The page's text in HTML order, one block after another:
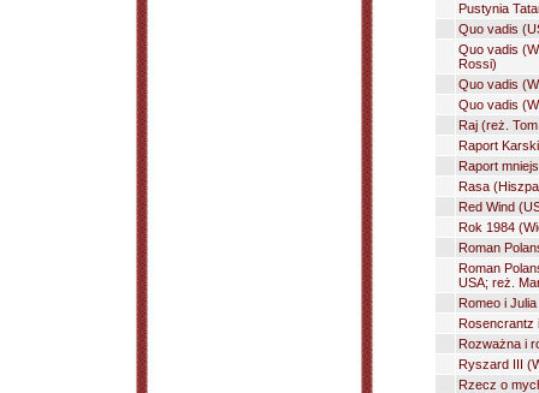
Pustynia
Quo vadis
Quo vadis
Rossi)
Quo vadis
Quo vadis
Raj (reż.
Raport
Raport
Rasa
Red Wind
Rok 1984
Roman
Roman
USA; reż.
Romeo i
Rosencrantz
Rozważna i
Ryszard III
Rzecz o